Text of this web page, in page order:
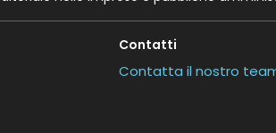
Contatti
Contatta il nostro